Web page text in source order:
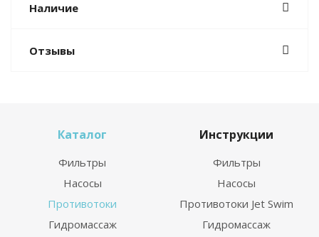
Наличие
Отзывы
Каталог
Фильтры
Насосы
Противотоки
Гидромассаж
Инструкции
Фильтры
Насосы
Противотоки Jet Swim
Гидромассаж